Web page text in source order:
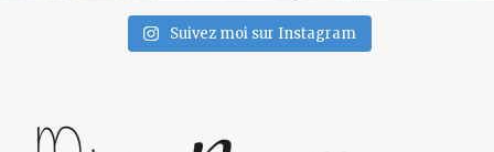
Suivez moi sur Instagram